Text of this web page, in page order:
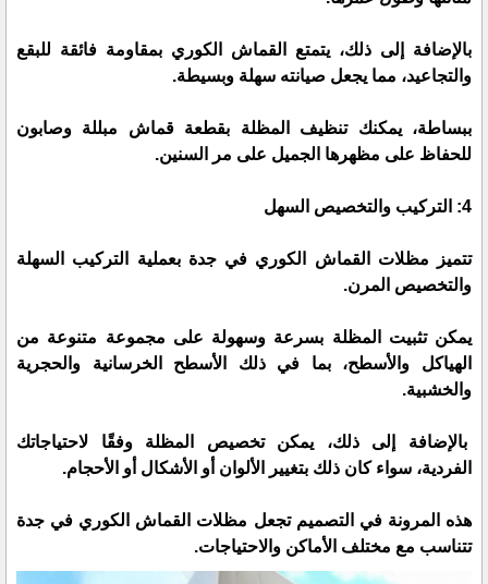
بالإضافة إلى ذلك، يتمتع القماش الكوري بمقاومة فائقة للبقع
والتجاعيد، مما يجعل صيانته سهلة وبسيطة.
ببساطة، يمكنك تنظيف المظلة بقطعة قماش مبللة وصابون
للحفاظ على مظهرها الجميل على مر السنين.
4: التركيب والتخصيص السهل
تتميز مظلات القماش الكوري في جدة بعملية التركيب السهلة
والتخصيص المرن.
يمكن تثبيت المظلة بسرعة وسهولة على مجموعة متنوعة من
الهياكل والأسطح، بما في ذلك الأسطح الخرسانية والحجرية
والخشبية.
بالإضافة إلى ذلك، يمكن تخصيص المظلة وفقًا لاحتياجاتك
الفردية، سواء كان ذلك بتغيير الألوان أو الأشكال أو الأحجام.
هذه المرونة في التصميم تجعل مظلات القماش الكوري في جدة
تتناسب مع مختلف الأماكن والاحتياجات.